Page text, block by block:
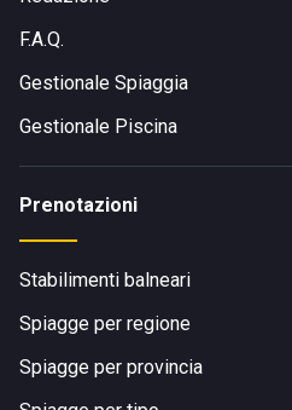
F.A.Q.
Gestionale Spiaggia
Gestionale Piscina
Prenotazioni
Stabilimenti balneari
Spiagge per regione
Spiagge per provincia